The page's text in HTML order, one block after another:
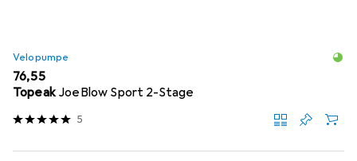
Velopumpe
EUR
76,55
Topeak JoeBlow Sport 2-Stage
5